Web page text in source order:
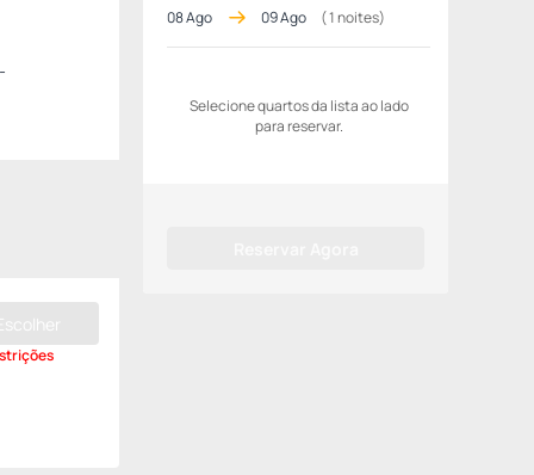
08 Ago 09 Ago (1noites)
Selecione quartos da lista ao lado
para reservar.